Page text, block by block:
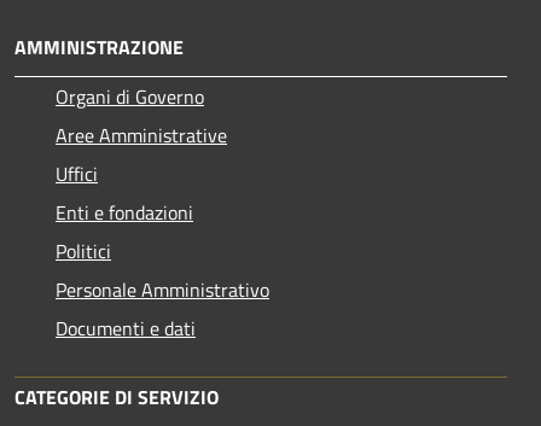
AMMINISTRAZIONE
Organi di Governo
Aree Amministrative
Uffici
Enti e fondazioni
Politici
Personale Amministrativo
Documenti e dati
CATEGORIE DI SERVIZIO